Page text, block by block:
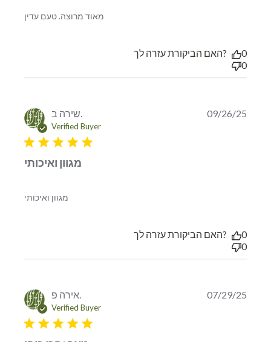
מאוד מרוצה. טעם עדין
האם הביקורת עזרה לך?
0
0
שירה ב.
Verified Buyer
5 star rating
מגוון ואיכותי
מגוון ואיכותי
09/26/25
האם הביקורת עזרה לך?
0
0
אירה פ.
Verified Buyer
5 star rating
07/29/25